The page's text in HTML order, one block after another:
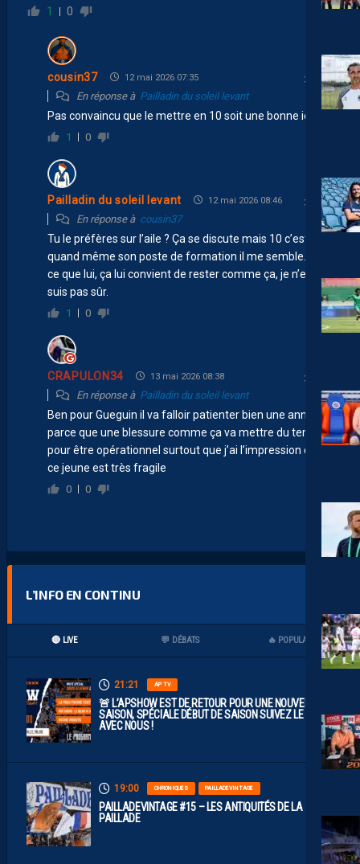
1 0
cousin37 12 mai 2026 07:35
En réponse à Pailladin du soleil levant
Pas convaincu que le mettre en 10 soit une bonne idée !
1 0
Pailladin du soleil levant 12 mai 2026 08:46
En réponse à cousin37
Tu le préfères sur l’aile ? Ça se discute mais 10 c’est
quand même son poste de formation il me semble. Est-
ce que lui, ça lui convient de rester comme ça, je n’en
suis pas sûr.
1 0
CRAPULON34 13 mai 2026 08:38
En réponse à Pailladin du soleil levant
Ben pour Gueguin il va falloir patienter bien une année
parce que une blessure comme ça va mettre du temps
pour être opérationnel surtout que j’ai l’impression que
ce jeune est très fragile
0 0
L’INFO EN CONTINU
🔴 LIVE 💬 DÉBATS 🔥 POPULAIRES
21:21 AP TV
🚨 L’APSHOW EST DE RETOUR POUR UNE NOUVELLE
SAISON, SPÉCIALE DÉBUT DE SAISON SUIVEZ LE LIVE
AVEC NOUS !
19:00 CHRONIQUES PAILLADEVINTAGE
PAILLADEVINTAGE #15 – LES ANTIQUITÉS DE LA
PAILLADE